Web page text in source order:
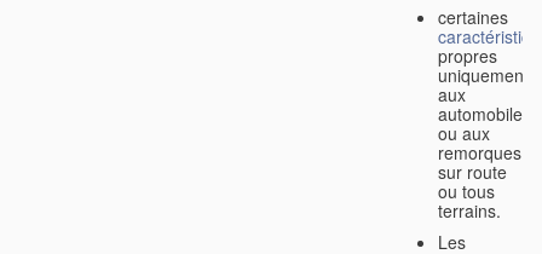
certaines
propres
uniquement
aux
automobiles
ou aux
remorques
sur route
ou tous
terrains.
Les